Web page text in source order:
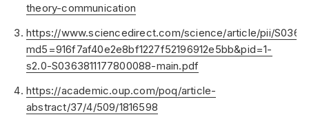
theory-communication
https://www.sciencedirect.com/science/article/pii/
md5=916f7af40e2e8bf1227f52196912e5bb&pid=1-
s2.0-S0363811177800088-main.pdf
https://academic.oup.com/poq/article-
abstract/37/4/509/1816598